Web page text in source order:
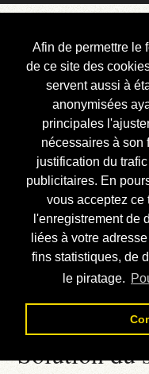
Afin de permettre le
de ce site des
servent aussi à
anonymisées
principales
nécessaires à son
justification du
publicitaires. En
vous acceptez ce
l'enregistrement de
liées à votre
fins statistiques, de
le piratage.
Courbis, «
Blog
Bienvenue
Réalisations
Divers (et d’été)
Annonces
Liens externes
Téléchargement
Contact
Solution du